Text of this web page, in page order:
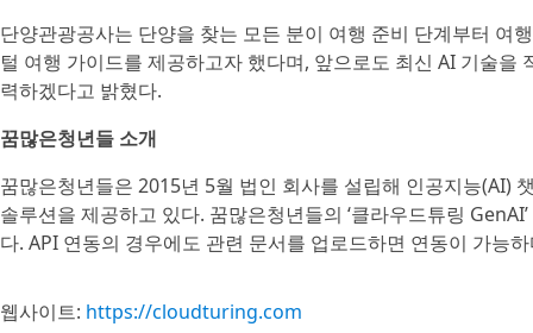
단양관광공사는 단양을 찾는 모든 분이 여행 준비 단계부터 여
털 여행 가이드를 제공하고자 했다며, 앞으로도 최신 AI 기술
력하겠다고 밝혔다.
꿈많은청년들 소개
꿈많은청년들은 2015년 5월 법인 회사를 설립해 인공지능(AI)
솔루션을 제공하고 있다. 꿈많은청년들의 ‘클라우드튜링
다. API 연동의 경우에도 관련 문서를 업로드하면 연동이 가능
웹사이트: https://cloudturing.com